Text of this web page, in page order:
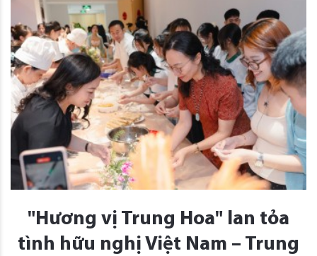
"Hương vị Trung Hoa" lan tỏa
tình hữu nghị Việt Nam – Trung